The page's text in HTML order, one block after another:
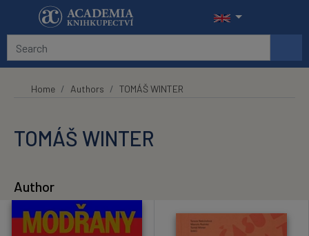
Skip to main content
Home Authors TOMÁŠ WINTER
TOMÁŠ WINTER
Author